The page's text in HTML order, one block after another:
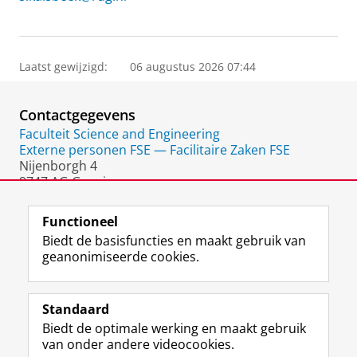
Laatst gewijzigd: 06 augustus 2026 07:44
Contactgegevens
Faculteit Science and Engineering
Externe personen FSE — Facilitaire Zaken FSE
Nijenborgh 4
9747 AG Groningen
Volg de RUG
F
a
e
b
L
i
k
e
R
S
-
f
I
n
t
Y
o
T
Studiekiezers
Functioneel
Biedt de basisfuncties en maakt gebruik van
geanonimiseerde cookies.
Standaard
Biedt de optimale werking en maakt gebruik
van onder andere videocookies.